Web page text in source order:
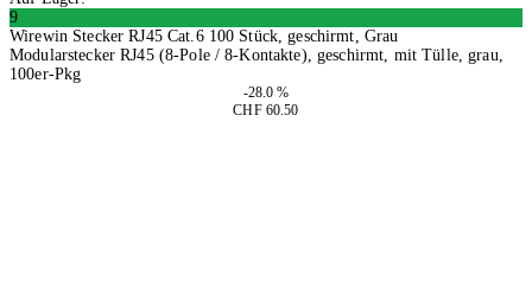
9
Wirewin Stecker RJ45 Cat.6 100 Stück, geschirmt, Grau
Modularstecker RJ45 (8-Pole / 8-Kontakte), geschirmt, mit Tülle, grau,
100er-Pkg
-28.0 %
CHF 60.50